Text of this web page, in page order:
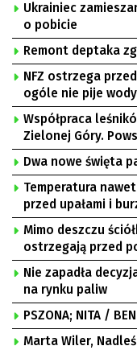
Ukrainiec
o pobicie
Remont deptaka
NFZ ostrzega
ogóle nie pije wody
Współpraca
Zielonej Góry.
Dwa nowe święta
Temperatura
przed upałami i
Mimo deszczu
ostrzegają przed
Nie zapadła
na rynku paliw
PSZONA; NITA /
Marta Wiler,